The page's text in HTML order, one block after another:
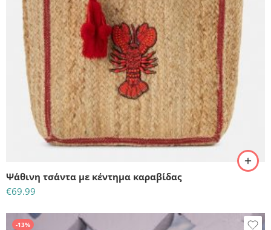
Ψάθινη τσάντα με κέντημα καραβίδας
€69.99
-13%